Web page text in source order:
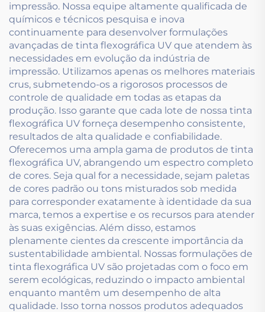
impressão. Nossa equipe altamente qualificada de
químicos e técnicos pesquisa e inova
continuamente para desenvolver formulações
avançadas de tinta flexográfica UV que atendem às
necessidades em evolução da indústria de
impressão. Utilizamos apenas os melhores materiais
crus, submetendo-os a rigorosos processos de
controle de qualidade em todas as etapas da
produção. Isso garante que cada lote de nossa tinta
flexográfica UV forneça desempenho consistente,
resultados de alta qualidade e confiabilidade.
Oferecemos uma ampla gama de produtos de tinta
flexográfica UV, abrangendo um espectro completo
de cores. Seja qual for a necessidade, sejam paletas
de cores padrão ou tons misturados sob medida
para corresponder exatamente à identidade da sua
marca, temos a expertise e os recursos para atender
às suas exigências. Além disso, estamos
plenamente cientes da crescente importância da
sustentabilidade ambiental. Nossas formulações de
tinta flexográfica UV são projetadas com o foco em
serem ecológicas, reduzindo o impacto ambiental
enquanto mantêm um desempenho de alta
qualidade. Isso torna nossos produtos adequados